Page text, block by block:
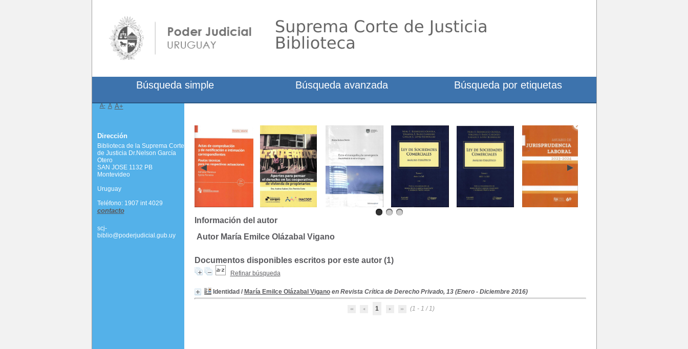
Información del autor
Autor María Emilce Olázabal Vigano
Documentos disponibles escritos por este autor (1)
Refinar búsqueda
Identidad / María Emilce Olázabal Vigano en Revista Crítica de Derecho Privado, 13 (Enero - Diciembre 2016)
1 (1 - 1 / 1)
Búsqueda simple Búsqueda avanzada Búsqueda por etiquetas
A- A A+
Dirección
Biblioteca de la Suprema Corte
de Justicia Dr.Nelson García
Otero
SAN JOSE 1132 PB
Montevideo
Uruguay
Teléfono: 1907 int 4029
contacto
scj-
biblio@poderjudicial.gub.uy